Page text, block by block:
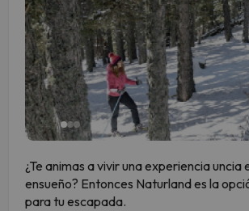
¿Te animas a vivir una experiencia uncia
ensueño? Entonces Naturland es la
para tu escapada.